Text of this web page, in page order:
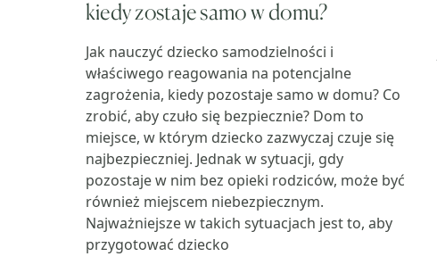
kiedy zostaje samo w domu?
Jak nauczyć dziecko samodzielności i
właściwego reagowania na potencjalne
zagrożenia, kiedy pozostaje samo w domu? Co
zrobić, aby czuło się bezpiecznie? Dom to
miejsce, w którym dziecko zazwyczaj czuje się
najbezpieczniej. Jednak w sytuacji, gdy
pozostaje w nim bez opieki rodziców, może być
również miejscem niebezpiecznym.
Najważniejsze w takich sytuacjach jest to, aby
przygotować dziecko